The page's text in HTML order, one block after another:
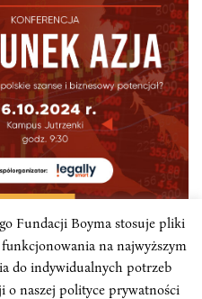
Azja – polskie
Fundacji Boyma stosuje pliki
na najwyższym
do indywidualnych potrzeb
o naszej polityce prywatności